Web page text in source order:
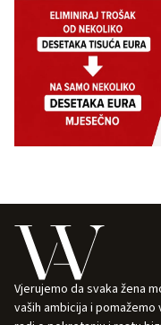
Vjerujemo da svaka žena
vaših ambicija i